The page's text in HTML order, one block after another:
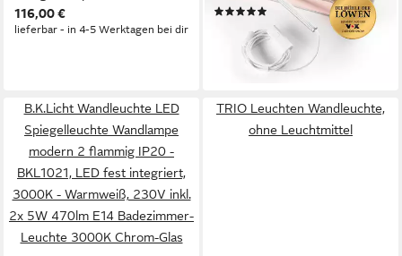
Raumobjekt
116,00 €
lieferbar - in 4-5 Werktagen bei dir
Lichteinstellungen, elegantes
Design
39,99 € UVP 69,99 €
lieferbar - in 5-6 Werktagen bei dir
B.K.Licht Wandleuchte LED
Spiegelleuchte Wandlampe
modern 2 flammig IP20 -
BKL1021, LED fest integriert,
3000K - Warmweiß, 230V inkl.
2x 5W 470lm E14 Badezimmer-
Leuchte 3000K Chrom-Glas
TRIO Leuchten Wandleuchte,
ohne Leuchtmittel